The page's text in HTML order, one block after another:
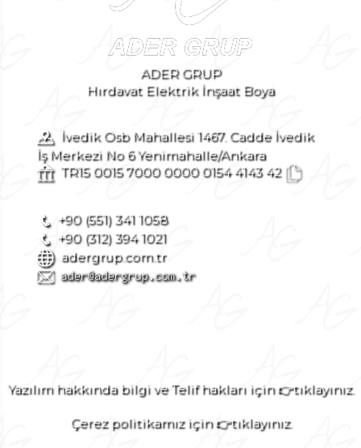
ADER GRUP
Hırdavat Elektrik İnşaat Boya
İvedik Osb Mahallesi 1467. Cadde İvedik
İş Merkezi No 6 Yenimahalle/Ankara
TR15 0015 7000 0000 0154 4143 42
+90 (551) 341 1058
+90 (312) 394 1021
adergrup.com.tr
Yazılım hakkında bilgi ve Telif hakları için 👉tıklayınız.
Çerez politikamız için 👉tıklayınız.